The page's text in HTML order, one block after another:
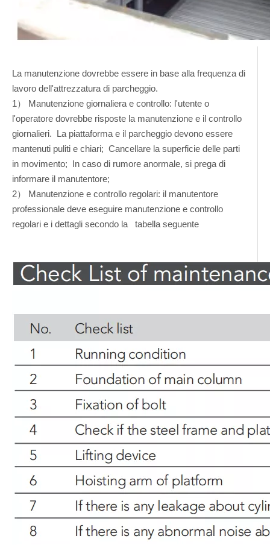
La manutenzione dovrebbe essere in base alla frequenza di
lavoro dell'attrezzatura di parcheggio.
1） Manutenzione giornaliera e controllo: l'utente o
l'operatore dovrebbe risposte la manutenzione e il controllo
giornalieri. La piattaforma e il parcheggio devono essere
mantenuti puliti e chiari; Cancellare la superficie delle parti
in movimento; In caso di rumore anormale, si prega di
informare il manutentore;
2） Manutenzione e controllo regolari: il manutentore
professionale deve eseguire manutenzione e controllo
regolari e i dettagli secondo la tabella seguente